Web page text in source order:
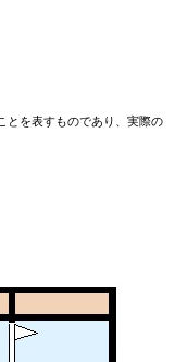
とを表すものであり、実際の